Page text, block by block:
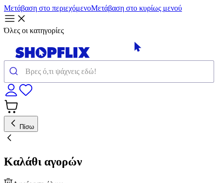
Μετάβαση στο περιεχόμενοΜετάβαση στο κυρίως μενού
Όλες οι κατηγορίες
Πίσω
Καλάθι αγορών